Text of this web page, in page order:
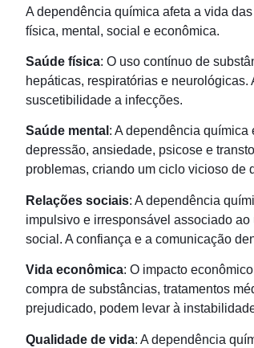
A dependência química afeta a vida
física, mental, social e econômica.
Saúde física: O uso contínuo de
hepáticas, respiratórias e
suscetibilidade a infecções.
Saúde mental : A dependência
depressão, ansiedade, psicose e
problemas, criando um ciclo vicioso de
Relações sociais: A dependência
impulsivo e irresponsável associado
social. A confiança e a comunicação
Vida econômica: O impacto
compra de substâncias, tratamentos
prejudicado, podem levar à
Qualidade de vida: A dependência